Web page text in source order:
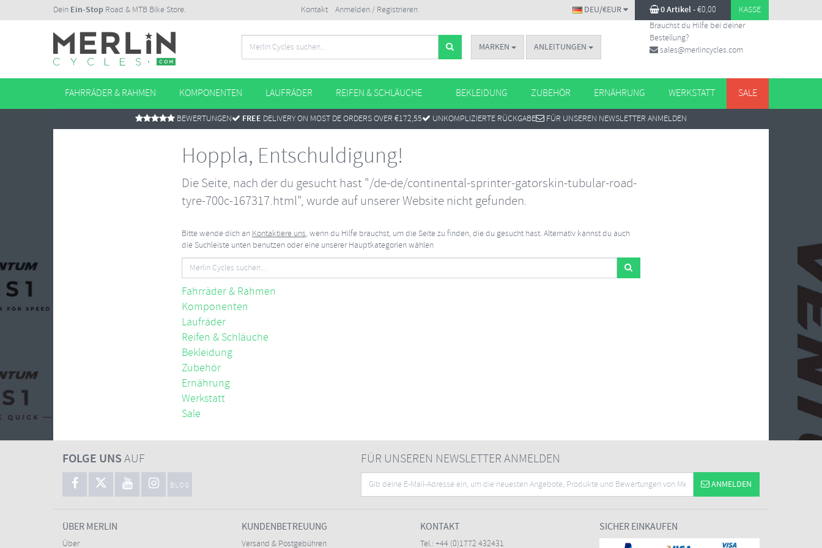
Dein Ein-Stop Road & MTB Bike Store. Kontakt Anmelden / Registrieren 0 Artikel-€0,00 KASSE
DEU/€EUR
MARKEN ANLEITUNGEN
Brauchst du Hilfe bei deiner
Bestellung?
sales@merlincycles.com
FAHRRÄDER & RAHMEN KOMPONENTEN LAUFRÄDER REIFEN & SCHLÄUCHE BEKLEIDUNG ZUBEHÖR ERNÄHRUNG WERKSTATT SALE
BEWERTUNGEN FREE DELIVERY ON MOST DE ORDERS OVER €172,55 UNKOMPLIZIERTE RÜCKGABE FÜR UNSEREN NEWSLETTER ANMELDEN
Hoppla, Entschuldigung!
Die Seite, nach der du gesucht hast "/de-de/continental-sprinter-gatorskin-tubular-road-
tyre-700c-167317.html", wurde auf unserer Website nicht gefunden.
Bitte wende dich anKontaktiere uns, wenn du Hilfe brauchst, um die Seite zu finden, die du gesucht hast. Alternativ kannst du auch
die Suchleiste unten benutzen oder eine unserer Hauptkategorien wählen
Fahrräder & Rahmen
Komponenten
Laufräder
Reifen & Schläuche
Bekleidung
Zubehör
Ernährung
Werkstatt
Sale
FOLGE UNSAUF
BLOG
FÜR UNSEREN NEWSLETTER ANMELDEN
ANMELDEN
ÜBER MERLIN
Über
KUNDENBETREUUNG
Versand & Postgebühren
KONTAKT
Tel.: +44 (0)1772 432431
SICHER EINKAUFEN